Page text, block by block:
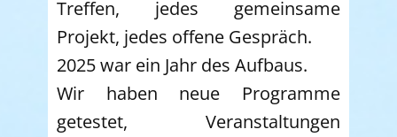
Treffen, jedes gemeinsame
Projekt, jedes offene Gespräch.
2025 war ein Jahr des Aufbaus.
Wir haben neue Programme
getestet, Veranstaltungen